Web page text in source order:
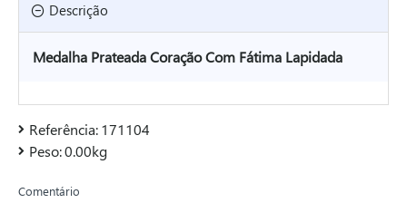
Descrição
Medalha Prateada Coração Com Fátima Lapidada
Referência:171104
Peso:0.00kg
Comentário